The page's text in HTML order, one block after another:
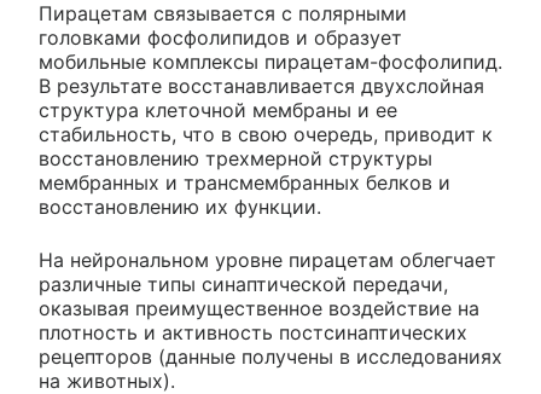
Пирацетам связывается с полярными
головками фосфолипидов и образует
мобильные комплексы пирацетам-фосфолипид.
В результате восстанавливается двухслойная
структура клеточной мембраны и ее
стабильность, что в свою очередь, приводит к
восстановлению трехмерной структуры
мембранных и трансмембранных белков и
восстановлению их функции.
На нейрональном уровне пирацетам облегчает
различные типы синаптической передачи,
оказывая преимущественное воздействие на
плотность и активность постсинаптических
рецепторов (данные получены в исследованиях
на животных).